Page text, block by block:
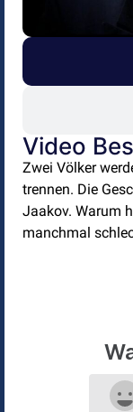
Video
Zwei Völker
trennen. Die
Jaakov. Warum
manchmal